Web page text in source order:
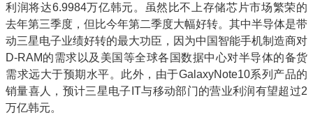
利润将达6.9984万亿韩元。虽然比不上存储芯片市场繁荣的
去年第三季度，但比今年第二季度大幅好转。其中半导体是带
动三星电子业绩好转的最大功臣，因为中国智能手机制造商对
D-RAM的需求以及美国等全球各国数据中心对半导体的备货
需求远大于预期水平。此外，由于GalaxyNote10系列产品的
销量喜人，预计三星电子IT与移动部门的营业利润有望超过2
万亿韩元。